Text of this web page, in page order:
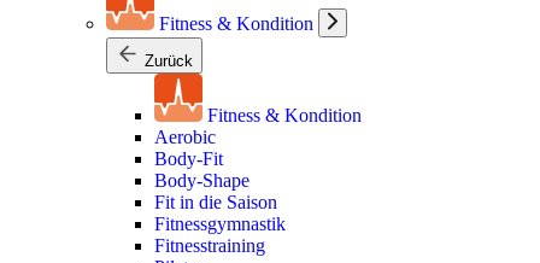
Fitness & Kondition
Zurück
Fitness & Kondition
Aerobic
Body-Fit
Body-Shape
Fit in die Saison
Fitnessgymnastik
Fitnesstraining